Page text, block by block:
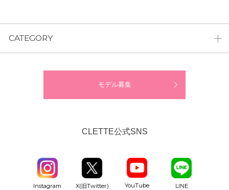
CATEGORY
モデル募集
CLETTE公式SNS
Instagram X(旧Twitter) YouTube LINE